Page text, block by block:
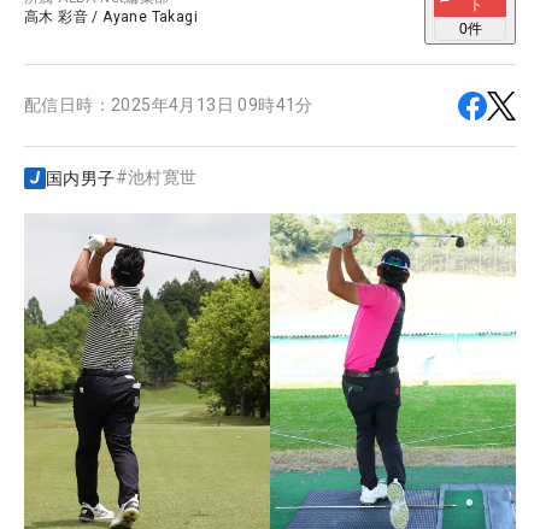
高木 彩音 /Ayane Takagi
ト
0件
配信日時： 2025年4月13日 09時41分
国内男子#池村寛世